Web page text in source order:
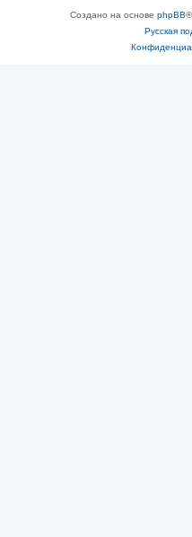
Создано на основе phpBB
Русская